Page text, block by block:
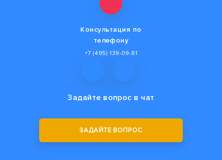
Консультация по
телефону
+7 (495) 139-09-81
Задайте вопрос в чат
ЗАДАЙТЕ ВОПРОС